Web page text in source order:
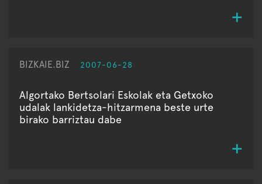
BIZKAIE.BIZ 2007-06-28
Algortako Bertsolari Eskolak eta Getxoko
udalak lankidetza-hitzarmena beste urte
birako barriztau dabe